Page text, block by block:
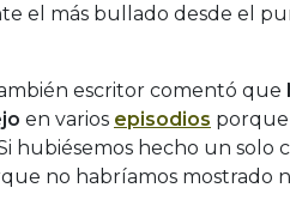
el más bullado desde el
escritor comentó que
en varios episodios porque
hubiésemos hecho un
no habríamos mostrado